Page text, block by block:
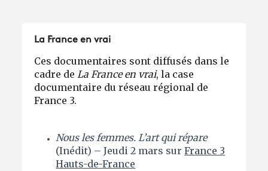
La France en vrai
Ces documentaires sont diffusés dans le
cadre deLa France en vrai, la case
documentaire du réseau régional de
France 3.
Nous les femmes. L’art qui répare
(Inédit) – Jeudi 2 mars surFrance 3
Hauts-de-France